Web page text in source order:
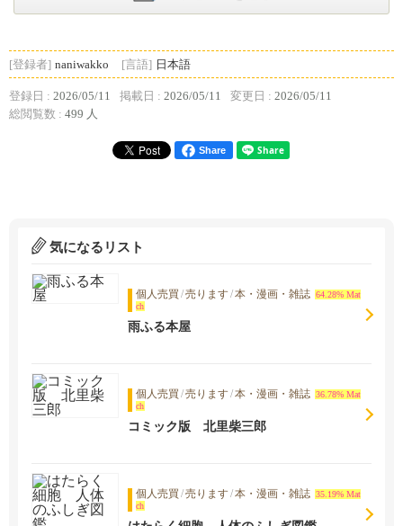
[登録者] naniwakko [言語] 日本語
登録日 : 2026/05/11 掲載日 : 2026/05/11 変更日 : 2026/05/11
総閲覧数 : 499 人
Share
気になるリスト
個人売買 /売ります/本・漫画・雑誌 64.28% Mat
ch
雨ふる本屋
個人売買 /売ります/本・漫画・雑誌 36.78% Mat
ch
コミック版 北里柴三郎
個人売買 /売ります/本・漫画・雑誌 35.19% Mat
ch